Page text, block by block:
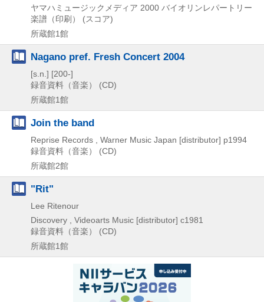
ヤマハミュージックメディア 2000 バイオリンレパートリー
楽譜（印刷） (スコア)
所蔵館1館
Nagano pref. Fresh Concert 2004
[s.n.] [200-]
録音資料（音楽） (CD)
所蔵館1館
Join the band
Reprise Records , Warner Music Japan [distributor] p1994
録音資料（音楽） (CD)
所蔵館2館
"Rit"
Lee Ritenour
Discovery , Videoarts Music [distributor] c1981
録音資料（音楽） (CD)
所蔵館1館